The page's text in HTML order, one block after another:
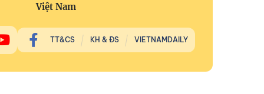
Việt Nam
TT&CS KH & ĐS VIETNAMDAILY